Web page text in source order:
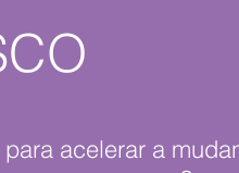
para acelerar a